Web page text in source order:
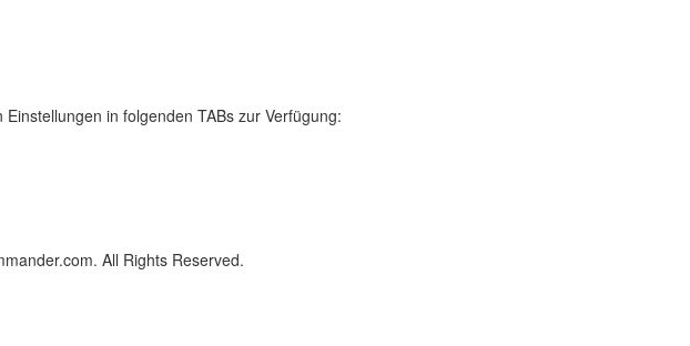
Einstellungen in folgenden TABs zur Verfügung:
All Rights Reserved.